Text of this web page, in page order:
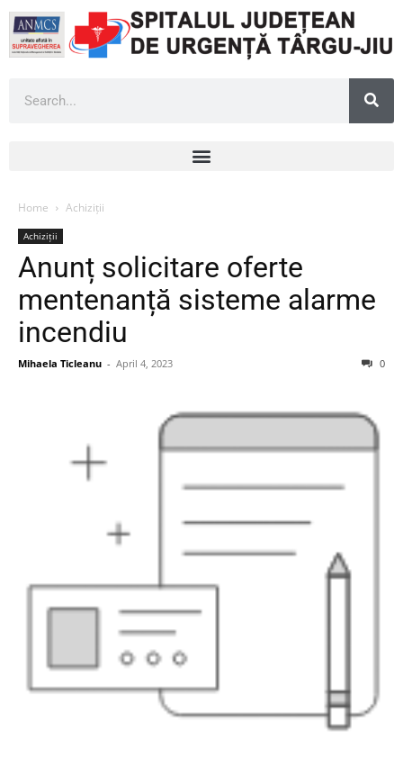
Home Achiziții
Achiziții
Anunț solicitare oferte
mentenanță sisteme alarme
incendiu
Mihaela Ticleanu - April 4, 2023 0